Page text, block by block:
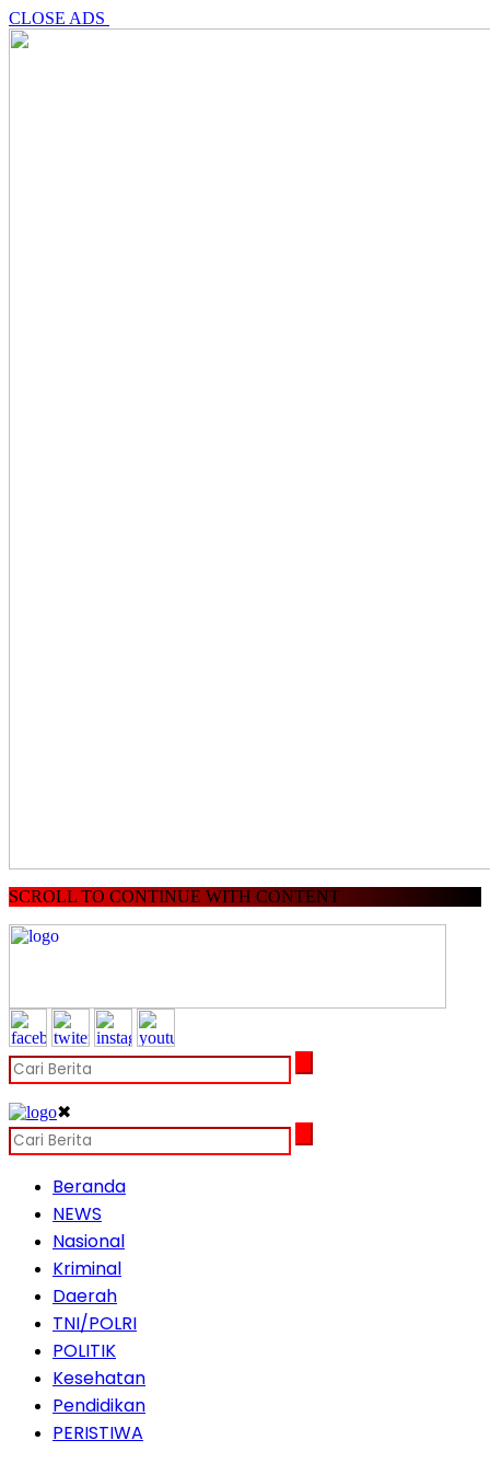
CLOSE ADS
SCROLL TO CONTINUE WITH CONTENT
✖
Beranda
NEWS
Nasional
Kriminal
Daerah
TNI/POLRI
POLITIK
Kesehatan
Pendidikan
PERISTIWA